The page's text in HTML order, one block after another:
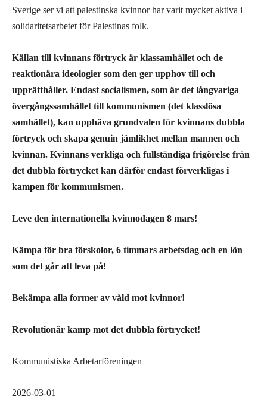
Sverige ser vi att palestinska kvinnor har varit mycket aktiva i
solidaritetsarbetet för Palestinas folk.
Källan till kvinnans förtryck är klassamhället och de
reaktionära ideologier som den ger upphov till och
upprätthåller. Endast socialismen, som är det långvariga
övergångssamhället till kommunismen (det klasslösa
samhället), kan upphäva grundvalen för kvinnans dubbla
förtryck och skapa genuin jämlikhet mellan mannen och
kvinnan. Kvinnans verkliga och fullständiga frigörelse från
det dubbla förtrycket kan därför endast förverkligas i
kampen för kommunismen.
Leve den internationella kvinnodagen 8 mars!
Kämpa för bra förskolor, 6 timmars arbetsdag och en lön
som det går att leva på!
Bekämpa alla former av våld mot kvinnor!
Revolutionär kamp mot det dubbla förtrycket!
Kommunistiska Arbetarföreningen
2026-03-01